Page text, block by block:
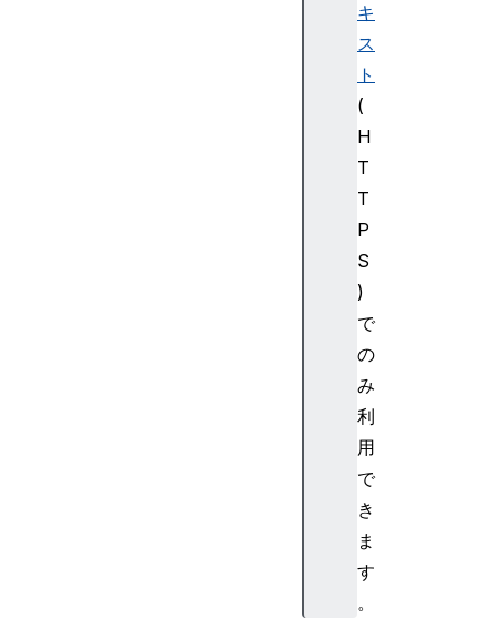
キ
ス
ト
(
H
T
T
P
S
)
で
の
み
利
用
で
き
ま
す
。